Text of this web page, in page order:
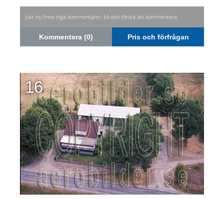
Just nu finns inga kommentarer, bli den första att kommentera.
Kommentera (0) Pris och förfrågan
16